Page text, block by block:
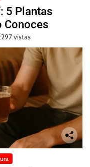
5 Plantas
Conoces
297 vistas